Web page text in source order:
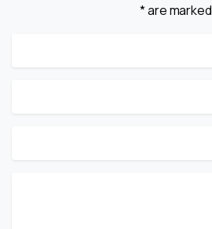
are marked *